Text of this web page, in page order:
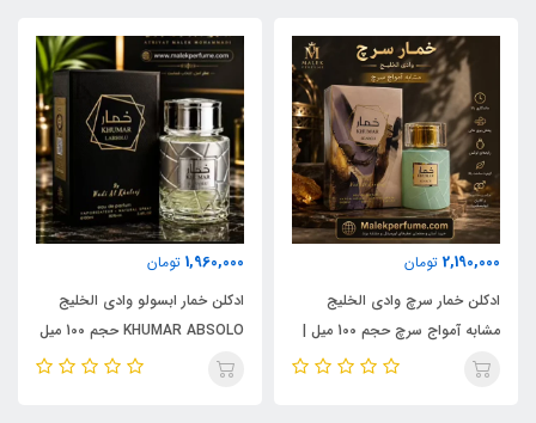
2,190,000 تومان
ادکلن خمار سرچ وادی الخلیج
مشابه آمواج سرچ حجم 100 میل |
KHUMAR Search Eau de
1,960,000 تومان
ادکلن خمار ابسولو وادی الخلیج
KHUMAR ABSOLO حجم 100 میل
| مشابه اورجینال ایو سن لورن مای